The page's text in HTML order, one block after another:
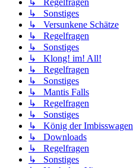
↳ Regelfragen
↳ Sonstiges
↳ Versunkene Schätze
↳ Regelfragen
↳ Sonstiges
↳ Klong! im! All!
↳ Regelfragen
↳ Sonstiges
↳ Mantis Falls
↳ Regelfragen
↳ Sonstiges
↳ König der Imbisswagen
↳ Downloads
↳ Regelfragen
↳ Sonstiges